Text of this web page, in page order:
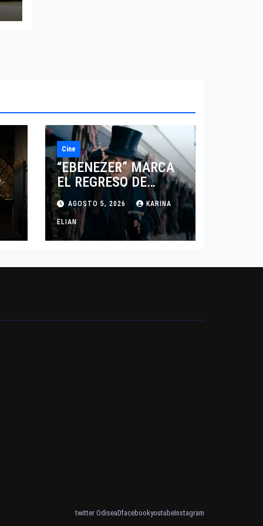
Cine
“EBENEZER” MARCA
EL REGRESO DE
JOHNNY DEPP A
HOLLYWOOD TRAS SU
PASO POR EL CINE
INDEPENDIENTE
AGOSTO 5, 2026 KARINA
ELIAN
twitter OdiseaDfacebookyoutubeInstagram